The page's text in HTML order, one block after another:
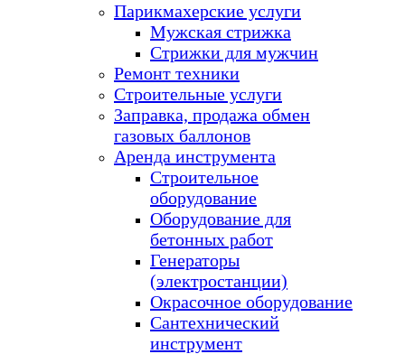
Парикмахерские услуги
Мужская стрижка
Стрижки для мужчин
Ремонт техники
Строительные услуги
Заправка, продажа обмен
газовых баллонов
Аренда инструмента
Строительное
оборудование
Оборудование для
бетонных работ
Генераторы
(электростанции)
Окрасочное оборудование
Сантехнический
инструмент